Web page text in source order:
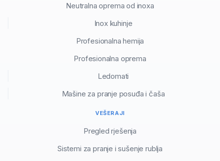
Neutralna oprema od inoxa
Inox kuhinje
Profesionalna hemija
Profesionalna oprema
Ledomati
Mašine za pranje posuđa i čaša
VEŠERAJI
Pregled rješenja
Sistemi za pranje i sušenje rublja